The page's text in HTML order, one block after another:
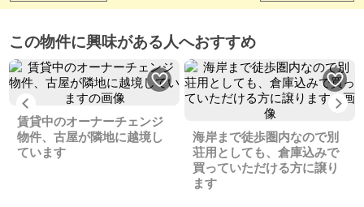
この物件に興味がある人へおすすめ
Previous
賃貸中のオーナーチェンジ
物件、古屋が隣地に越境し
ています
海岸まで徒歩圏内なので別
荘用としても、倉庫込みで
買っていただける方に譲り
ます